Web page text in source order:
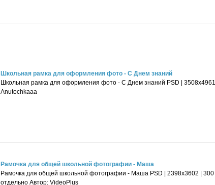
Школьная рамка для оформления фото - С Днем знаний
Школьная рамка для оформления фото - С Днем знаний PSD |
Anutochkaaa
Рамочка для общей школьной фотографии - Маша
Рамочка для общей школьной фотографии - Маша PSD | 2398x3602 | 300
отдельно Автор: VideoPlus